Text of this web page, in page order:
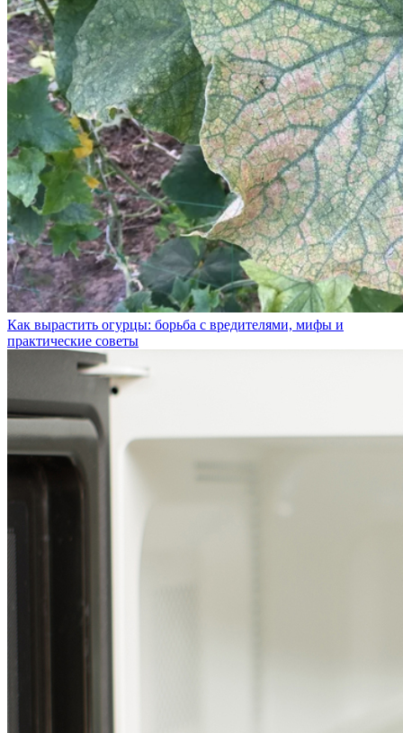
Как вырастить огурцы: борьба с вредителями, мифы и
практические советы